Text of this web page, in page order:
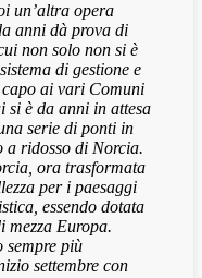
un’altra opera
anni dà prova di
non solo non si è
di gestione e
capo ai vari Comuni
si è da anni in attesa
serie di ponti in
a ridosso di Norcia.
ora trasformata
per i paesaggi
essendo dotata
Europa.
sempre più
settembre con